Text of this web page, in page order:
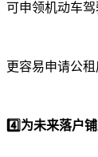
可申领机动车驾
更容易申请公
4️⃣为未来落户